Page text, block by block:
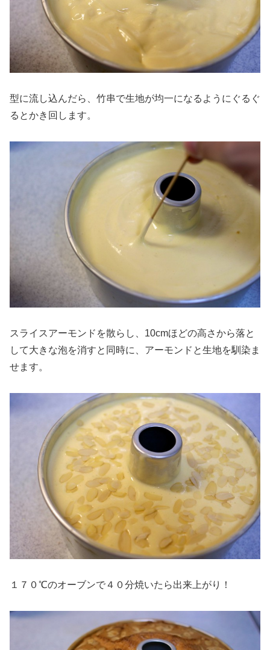
型に流し込んだら、竹串で生地が均一になるようにぐるぐ
るとかき回します。
スライスアーモンドを散らし、10cmほどの高さから落と
して大きな泡を消すと同時に、アーモンドと生地を馴染ま
せます。
１７０℃のオーブンで４０分焼いたら出来上がり！